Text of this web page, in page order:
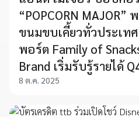
“POPCORN MAJOR”
ขนมขบเคี้ยวทั่วประเท
พอร์ต Family of
Brand เริ่มรับรู้รายได้
8 ต.ค. 2025